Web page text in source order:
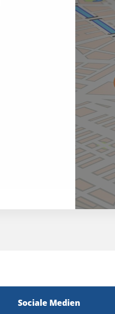
Sociale Medien